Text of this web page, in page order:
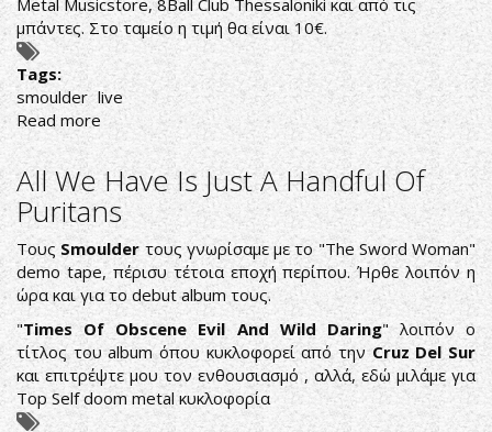
Metal Musicstore, 8Ball Club Thessaloniki και από τις
μπάντες. Στο ταμείο η τιμή θα είναι 10€.
Tags:
smoulder live
Read more about
EΡΧΟΝΤΑΙ
ΓΙΑ
LIVE
OI
SMOULDER
ΣΤΗ
ΘΕΣΣΑΛΟΝΙΚΗ
All We Have Is Just A Handful Of
Puritans
Τους Smoulder τους γνωρίσαμε με το "The Sword Woman"
demo tape, πέρισυ τέτοια εποχή περίπου. Ήρθε λοιπόν η
ώρα και για το debut album τους.
"Times Of Obscene Evil And Wild Daring" λοιπόν ο
τίτλος του album όπου κυκλοφορεί από τηνCruz Del Sur
και επιτρέψτε μου τον ενθουσιασμό , αλλά, εδώ μιλάμε για
Top Self doom metal κυκλοφορία